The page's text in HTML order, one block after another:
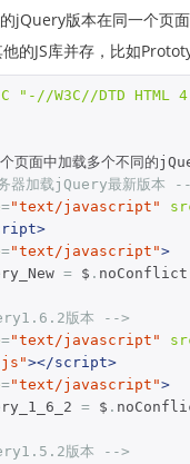
jQuery版本在同一个页
的JS库并存，比如
"-//W3C//DTD
页面中加载多个不同的
器加载jQuery最新版本
="text/javascript"
="text/javascript">
= $ . noConflict
版本 -->
="text/javascript"
></script>
="text/javascript">
= $ .
版本 -->